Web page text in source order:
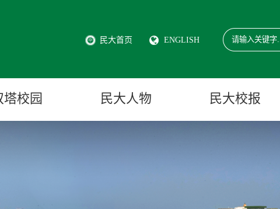
民大首页 ENGLISH
塔校园 民大人物 民大校报